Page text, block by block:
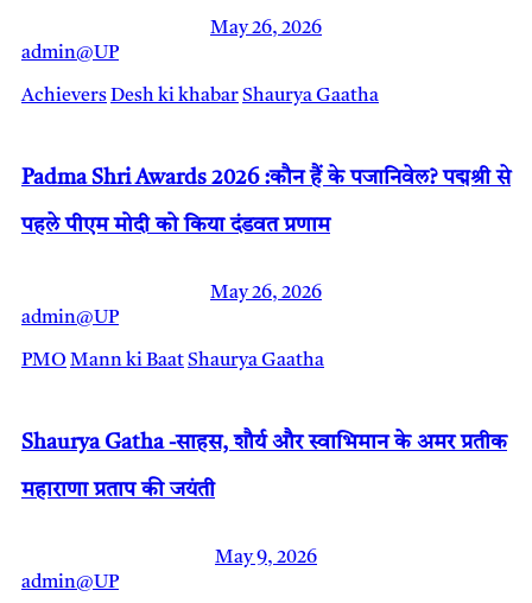
May 26, 2026
admin@UP
AchieversDesh ki khabarShaurya Gaatha
Padma Shri Awards 2026 :कौन हैं के पजानिवेल? पद्मश्री से
पहले पीएम मोदी को किया दंडवत प्रणाम
May 26, 2026
admin@UP
PMO Mann ki BaatShaurya Gaatha
Shaurya Gatha -साहस, शौर्य और स्वाभिमान के अमर प्रतीक
महाराणा प्रताप की जयंती
May 9, 2026
admin@UP